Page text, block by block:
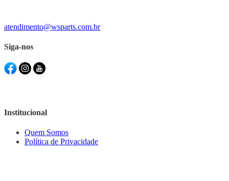
atendimento@wsparts.com.br
Siga-nos
Institucional
Quem Somos
Política de Privacidade